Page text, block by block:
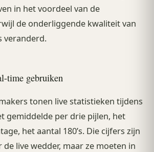
in het voordeel van de
de onderliggende kwaliteit van
veranderd.
time gebruiken
tonen live statistieken tijdens
gemiddelde per drie pijlen, het
het aantal 180’s. Die cijfers zijn
live wedder, maar ze moeten in